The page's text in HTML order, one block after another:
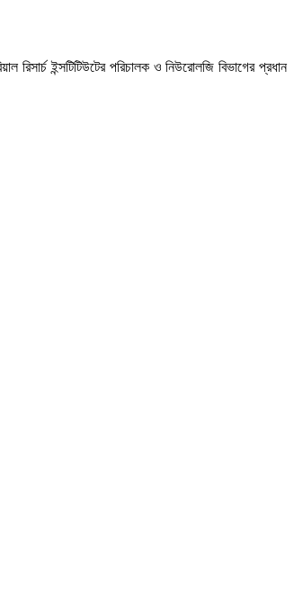
ইন্সটিটিউটের পরিচালক ও নিউরোলজি বিভাগের প্রধান